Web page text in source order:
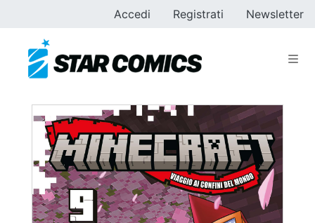
Accedi Registrati Newsletter